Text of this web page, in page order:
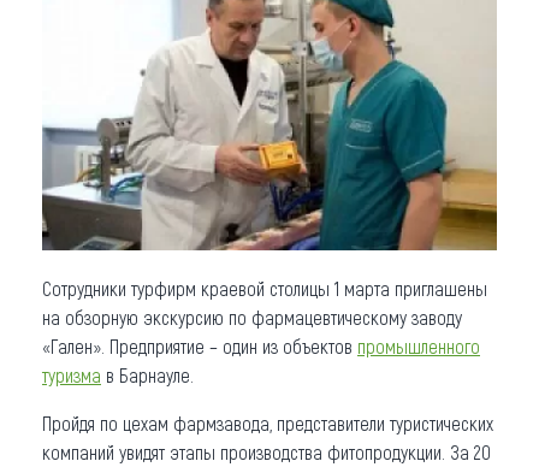
Что привезти (сувениры)
О регионе
Коллекция впечатлений
Другие рубрики
Сотрудники турфирм краевой столицы 1 марта приглашены
на обзорную экскурсию по фармацевтическому заводу
«Гален». Предприятие – один из объектов промышленного
туризма в Барнауле.
Пройдя по цехам фармзавода, представители туристических
компаний увидят этапы производства фитопродукции. За 20